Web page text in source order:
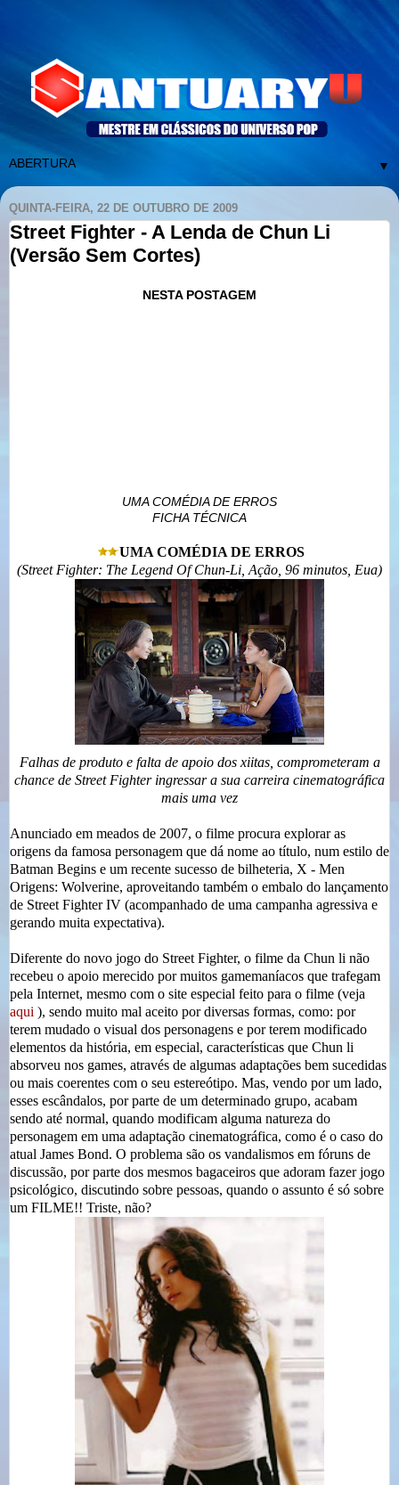
▼
QUINTA-FEIRA, 22 DE OUTUBRO DE 2009
Street Fighter - A Lenda de Chun Li
(Versão Sem Cortes)
NESTA POSTAGEM
UMA COMÉDIA DE ERROS
FICHA TÉCNICA
UMA COMÉDIA DE ERROS
(Street Fighter: The Legend Of Chun-Li, Ação, 96 minutos, Eua)
Falhas de produto e falta de apoio dos xiitas, comprometeram a
chance de Street Fighter ingressar a sua carreira cinematográfica
mais uma vez
Anunciado em meados de 2007, o filme procura explorar as
origens da famosa personagem que dá nome ao título, num estilo de
Batman Begins e um recente sucesso de bilheteria, X - Men
Origens: Wolverine, aproveitando também o embalo do lançamento
de Street Fighter IV (acompanhado de uma campanha agressiva e
gerando muita expectativa).
Diferente do novo jogo do Street Fighter, o filme da Chun li não
recebeu o apoio merecido por muitos gamemaníacos que trafegam
pela Internet, mesmo com o site especial feito para o filme (veja
aqui ), sendo muito mal aceito por diversas formas, como: por
terem mudado o visual dos personagens e por terem modificado
elementos da história, em especial, características que Chun li
absorveu nos games, através de algumas adaptações bem sucedidas
ou mais coerentes com o seu estereótipo. Mas, vendo por um lado,
esses escândalos, por parte de um determinado grupo, acabam
sendo até normal, quando modificam alguma natureza do
personagem em uma adaptação cinematográfica, como é o caso do
atual James Bond. O problema são os vandalismos em fóruns de
discussão, por parte dos mesmos bagaceiros que adoram fazer jogo
psicológico, discutindo sobre pessoas, quando o assunto é só sobre
um FILME!! Triste, não?